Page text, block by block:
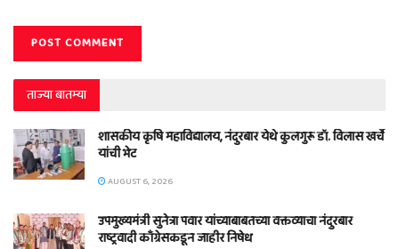
ताज्या बातम्या
शासकीय कृषि महाविद्यालय, नंदुरबार येथे कुलगुरू डॉ. विलास खर्चे
यांची भेट
AUGUST 6, 2026
उपमुख्यमंत्री सुनेत्रा पवार यांच्याबाबतच्या वक्तव्याचा नंदुरबार
राष्ट्रवादी काँग्रेसकडून जाहीर निषेध